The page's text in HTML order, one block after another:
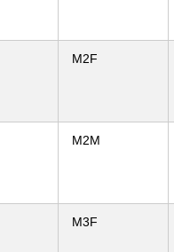
M2F
M2M
M3F